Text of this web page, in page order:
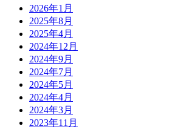
2026年1月
2025年8月
2025年4月
2024年12月
2024年9月
2024年7月
2024年5月
2024年4月
2024年3月
2023年11月